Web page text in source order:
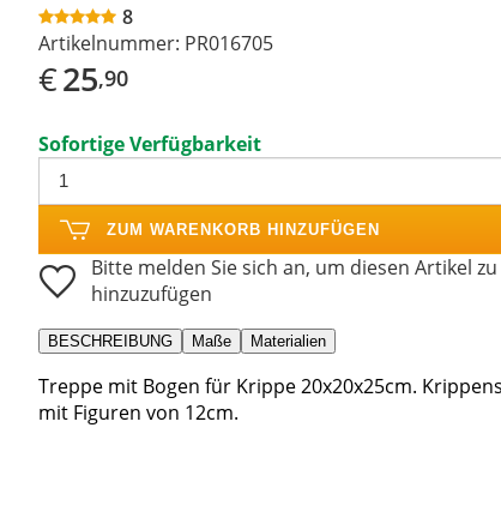
8
Artikelnummer: PR016705
€25,90
Sofortige Verfügbarkeit
ZUM WARENKORB HINZUFÜGEN
Bitte melden Sie sich an, um diesen Artikel
hinzuzufügen
BESCHREIBUNG Maße Materialien
Treppe mit Bogen für Krippe 20x20x25cm.
mit Figuren von 12cm.